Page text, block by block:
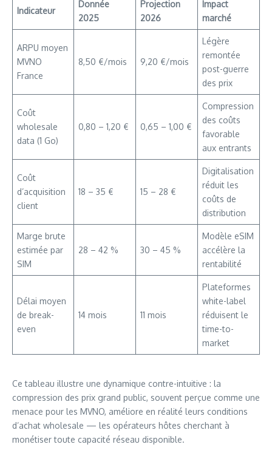
Indicateur
Donnée
2025
Projection
2026
Impact
marché
ARPU moyen
MVNO
France
8,50 €/mois 9,20 €/mois
Légère
remontée
post-guerre
des prix
Coût
wholesale
data (1 Go)
0,80 – 1,20 € 0,65 – 1,00 €
Compression
des coûts
favorable
aux entrants
Coût
d’acquisition
client
18 – 35 € 15 – 28 €
Digitalisation
réduit les
coûts de
distribution
Marge brute
estimée par
SIM
28 – 42 % 30 – 45 %
Modèle eSIM
accélère la
rentabilité
Délai moyen
de break-
even
14 mois 11 mois
Plateformes
white-label
réduisent le
time-to-
market
Ce tableau illustre une dynamique contre-intuitive : la
compression des prix grand public, souvent perçue comme une
menace pour les MVNO, améliore en réalité leurs conditions
d’achat wholesale — les opérateurs hôtes cherchant à
monétiser toute capacité réseau disponible.